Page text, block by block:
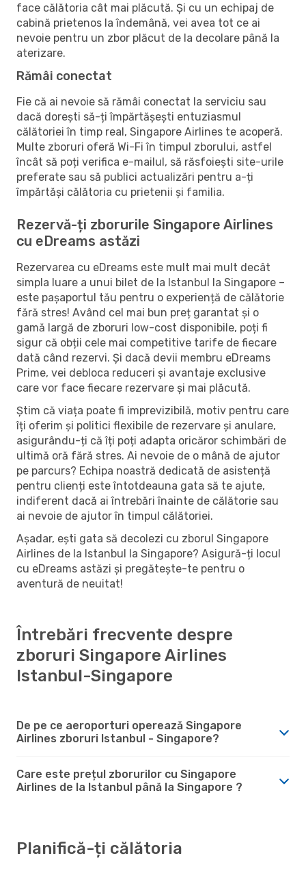
face călătoria cât mai plăcută. Și cu un echipaj de
cabină prietenos la îndemână, vei avea tot ce ai
nevoie pentru un zbor plăcut de la decolare până la
aterizare.
Rămâi conectat
Fie că ai nevoie să rămâi conectat la serviciu sau
dacă dorești să-ți împărtășești entuziasmul
călătoriei în timp real, Singapore Airlines te acoperă.
Multe zboruri oferă Wi-Fi în timpul zborului, astfel
încât să poți verifica e-mailul, să răsfoiești site-urile
preferate sau să publici actualizări pentru a-ți
împărtăși călătoria cu prietenii și familia.
Rezervă-ți zborurile Singapore Airlines
cu eDreams astăzi
Rezervarea cu eDreams este mult mai mult decât
simpla luare a unui bilet de la Istanbul la Singapore –
este pașaportul tău pentru o experiență de călătorie
fără stres! Având cel mai bun preț garantat și o
gamă largă de zboruri low-cost disponibile, poți fi
sigur că obții cele mai competitive tarife de fiecare
dată când rezervi. Și dacă devii membru eDreams
Prime, vei debloca reduceri și avantaje exclusive
care vor face fiecare rezervare și mai plăcută.
Știm că viața poate fi imprevizibilă, motiv pentru care
îți oferim și politici flexibile de rezervare și anulare,
asigurându-ți că îți poți adapta oricăror schimbări de
ultimă oră fără stres. Ai nevoie de o mână de ajutor
pe parcurs? Echipa noastră dedicată de asistență
pentru clienți este întotdeauna gata să te ajute,
indiferent dacă ai întrebări înainte de călătorie sau
ai nevoie de ajutor în timpul călătoriei.
Așadar, ești gata să decolezi cu zborul Singapore
Airlines de la Istanbul la Singapore? Asigură-ți locul
cu eDreams astăzi și pregătește-te pentru o
aventură de neuitat!
Întrebări frecvente despre
zboruri Singapore Airlines
Istanbul-Singapore
De pe ce aeroporturi operează Singapore
Airlines zboruri Istanbul - Singapore?
Care este prețul zborurilor cu Singapore
Airlines de la Istanbul până la Singapore ?
Planifică-ți călătoria